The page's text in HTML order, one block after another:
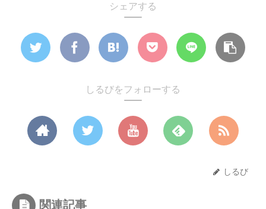
シェアする
しるびをフォローする
しるび
関連記事